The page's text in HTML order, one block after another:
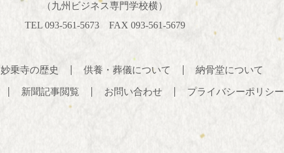
（九州ビジネス専門学校横）
TEL 093-561-5673 FAX 093-561-5679
妙乗寺の歴史 供養・葬儀について 納骨堂について
新聞記事閲覧 お問い合わせ プライバシーポリシー